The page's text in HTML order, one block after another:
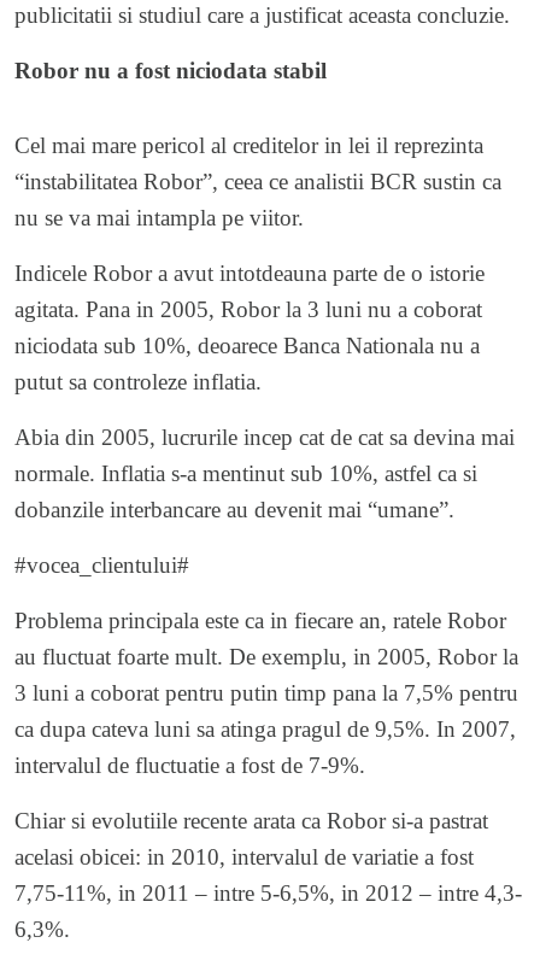
publicitatii si studiul care a justificat aceasta concluzie.
Robor nu a fost niciodata stabil
Cel mai mare pericol al creditelor in lei il reprezinta
“instabilitatea Robor”, ceea ce analistii BCR sustin ca
nu se va mai intampla pe viitor.
Indicele Robor a avut intotdeauna parte de o istorie
agitata. Pana in 2005, Robor la 3 luni nu a coborat
niciodata sub 10%, deoarece Banca Nationala nu a
putut sa controleze inflatia.
Abia din 2005, lucrurile incep cat de cat sa devina mai
normale. Inflatia s-a mentinut sub 10%, astfel ca si
dobanzile interbancare au devenit mai “umane”.
#vocea_clientului#
Problema principala este ca in fiecare an, ratele Robor
au fluctuat foarte mult. De exemplu, in 2005, Robor la
3 luni a coborat pentru putin timp pana la 7,5% pentru
ca dupa cateva luni sa atinga pragul de 9,5%. In 2007,
intervalul de fluctuatie a fost de 7-9%.
Chiar si evolutiile recente arata ca Robor si-a pastrat
acelasi obicei: in 2010, intervalul de variatie a fost
7,75-11%, in 2011 – intre 5-6,5%, in 2012 – intre 4,3-
6,3%.